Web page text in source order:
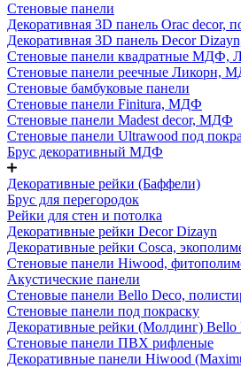
Стеновые панели
Декоративная 3D панель Orac decor,
Декоративная 3D панель Decor
Стеновые панели квадратные МДФ,
Стеновые панели реечные Ликорн,
Стеновые бамбуковые панели
Стеновые панели Finitura, МДФ
Стеновые панели Madest decor, МДФ
Стеновые панели Ultrawood под
Брус декоративный МДФ
Декоративные рейки (Баффели)
Брус для перегородок
Рейки для стен и потолка
Декоративные рейки Decor Dizayn
Декоративные рейки Cosca,
Стеновые панели Hiwood,
Акустические панели
Стеновые панели Bello Deco,
Стеновые панели под покраску
Декоративные рейки (Молдинг) Bello
Стеновые панели ПВХ рифленые
Декоративные панели Hiwood